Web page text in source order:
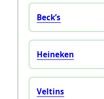
Beck’s
Heineken
Veltins